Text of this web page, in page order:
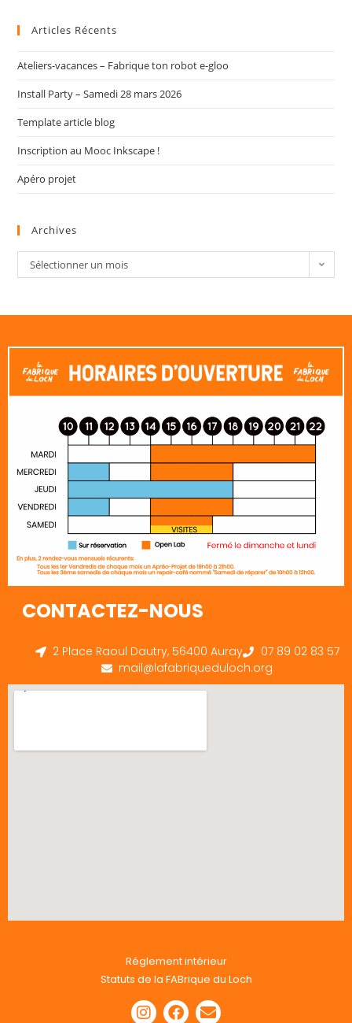
Articles Récents
Ateliers-vacances – Fabrique ton robot e-gloo
Install Party – Samedi 28 mars 2026
Template article blog
Inscription au Mooc Inkscape !
Apéro projet
Archives
Sélectionner un mois
CONTACTEZ-NOUS
2 Place Raoul Dautry, 56400 Auray
07 89 02 83 57
mail@lafabriqueduloch.org
Réglement intérieur
Statuts de la FABrique du Loch